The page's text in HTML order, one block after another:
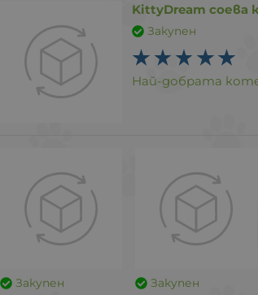
KittyDream
Закупен
Най-добрата
Закупен Закупен